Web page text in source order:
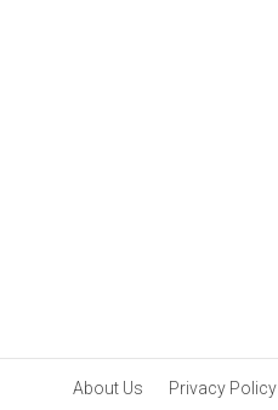
About Us Privacy Policy